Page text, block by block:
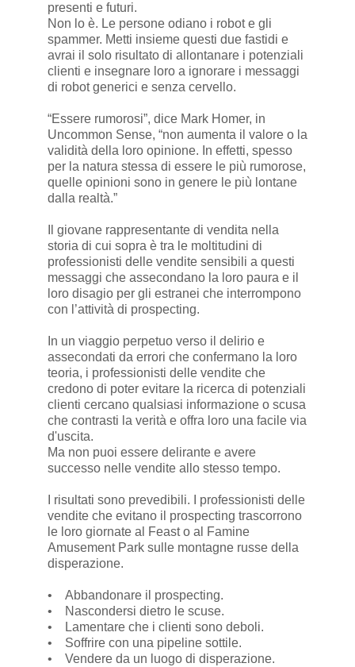
presenti e futuri.
Non lo è. Le persone odiano i robot e gli
spammer. Metti insieme questi due fastidi e
avrai il solo risultato di allontanare i potenziali
clienti e insegnare loro a ignorare i messaggi
di robot generici e senza cervello.
“Essere rumorosi”, dice Mark Homer, in
Uncommon Sense, “non aumenta il valore o la
validità della loro opinione. In effetti, spesso
per la natura stessa di essere le più rumorose,
quelle opinioni sono in genere le più lontane
dalla realtà.”
Il giovane rappresentante di vendita nella
storia di cui sopra è tra le moltitudini di
professionisti delle vendite sensibili a questi
messaggi che assecondano la loro paura e il
loro disagio per gli estranei che interrompono
con l’attività di prospecting.
In un viaggio perpetuo verso il delirio e
assecondati da errori che confermano la loro
teoria, i professionisti delle vendite che
credono di poter evitare la ricerca di potenziali
clienti cercano qualsiasi informazione o scusa
che contrasti la verità e offra loro una facile via
d'uscita.
Ma non puoi essere delirante e avere
successo nelle vendite allo stesso tempo.
I risultati sono prevedibili. I professionisti delle
vendite che evitano il prospecting trascorrono
le loro giornate al Feast o al Famine
Amusement Park sulle montagne russe della
disperazione.
• Abbandonare il prospecting.
• Nascondersi dietro le scuse.
• Lamentare che i clienti sono deboli.
• Soffrire con una pipeline sottile.
• Vendere da un luogo di disperazione.